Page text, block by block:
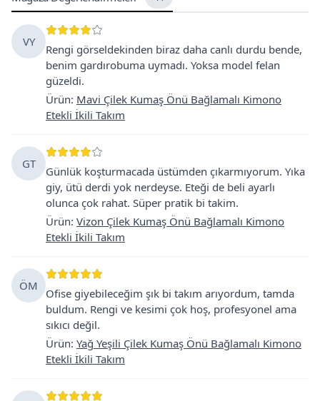
VY
Rengi görseldekinden biraz daha canlı durdu bende,
benim gardırobuma uymadı. Yoksa model felan
güzeldi.
Ürün: Mavi Çilek Kumaş Önü Bağlamalı Kimono
Etekli İkili Takım
GT
Günlük koşturmacada üstümden çıkarmıyorum. Yıka
giy, ütü derdi yok nerdeyse. Eteği de beli ayarlı
olunca çok rahat. Süper pratik bi takim.
Ürün: Vizon Çilek Kumaş Önü Bağlamalı Kimono
Etekli İkili Takım
ÖM
Ofise giyebileceğim şık bi takım arıyordum, tamda
buldum. Rengi ve kesimi çok hoş, profesyonel ama
sıkıcı değil.
Ürün: Yağ Yeşili Çilek Kumaş Önü Bağlamalı Kimono
Etekli İkili Takım